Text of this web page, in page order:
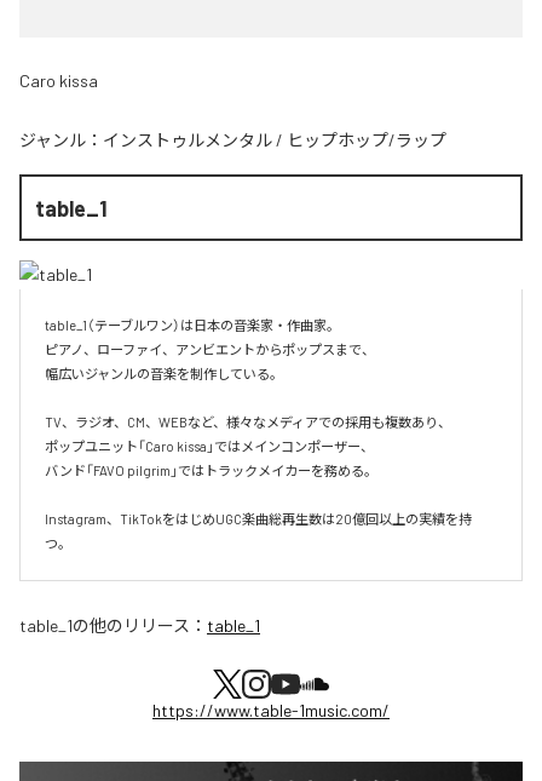
Caro kissa
ジャンル： インストゥルメンタル / ヒップホップ/ラップ
table_1
table_1（テーブルワン）は日本の音楽家・作曲家。
ピアノ、ローファイ、アンビエントからポップスまで、
幅広いジャンルの音楽を制作している。
TV、ラジオ、CM、WEBなど、様々なメディアでの採用も複数あり、
ポップユニット「Caro kissa」ではメインコンポーザー、
バンド「FAVO pilgrim」ではトラックメイカーを務める。
Instagram、TikTokをはじめUGC楽曲総再生数は20億回以上の実績を持
つ。
table_1の他のリリース： table_1
https://www.table-1music.com/